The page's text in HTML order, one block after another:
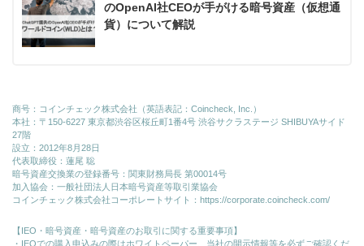
のOpenAI社CEOが手がける暗号資産（仮想通
貨）について解説
商号：コインチェック株式会社（英語表記：Coincheck, Inc.）
本社：〒150-6227 東京都渋谷区桜丘町1番4号 渋谷サクラステージ SHIBUYAサイド
27階
設立：2012年8月28日
代表取締役：蓮尾 聡
暗号資産交換業の登録番号：関東財務局長 第00014号
加入協会：一般社団法人日本暗号資産等取引業協会
コインチェック株式会社コーポレートサイト： https://corporate.coincheck.com/
【IEO・暗号資産・暗号資産のお取引に関する重要事項】
・IEOでの購入申込みの際はホワイトペーパー、当社の開示情報等を必ずご確認くだ